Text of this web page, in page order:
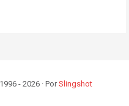
- 2026 · PorSlingshot